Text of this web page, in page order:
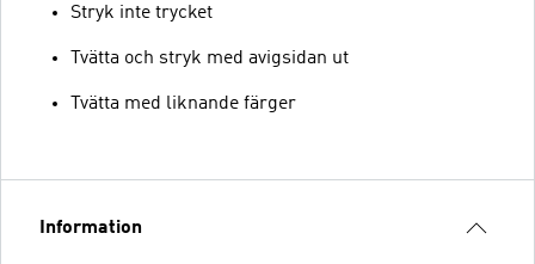
Stryk inte trycket
Tvätta och stryk med avigsidan ut
Tvätta med liknande färger
Information